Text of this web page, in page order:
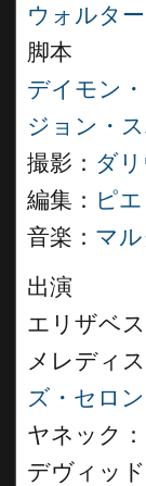
ウォルタ
脚本
デイモン
ジョン・
撮影： ダ
編集： ピ
音楽： マ
出演
エリザベ
メレディ
ズ・セロン
ヤネック：
デヴィッド